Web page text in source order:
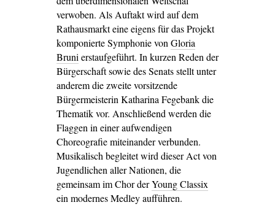
verwoben. Als Auftakt wird auf dem
Rathausmarkt eine eigens für das Projekt
komponierte Symphonie von Gloria
Bruni erstaufgeführt. In kurzen Reden der
Bürgerschaft sowie des Senats stellt unter
anderem die zweite vorsitzende
Bürgermeisterin Katharina Fegebank die
Thematik vor. Anschließend werden die
Flaggen in einer aufwendigen
Choreografie miteinander verbunden.
Musikalisch begleitet wird dieser Act von
Jugendlichen aller Nationen, die
gemeinsam im Chor derYoung Classix
ein modernes Medley aufführen.